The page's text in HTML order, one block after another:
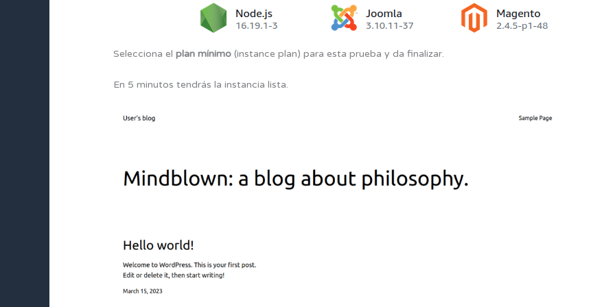
Selecciona elplan mínimo (instance plan) para esta prueba y da finalizar.
En 5 minutos tendrás la instancia lista.